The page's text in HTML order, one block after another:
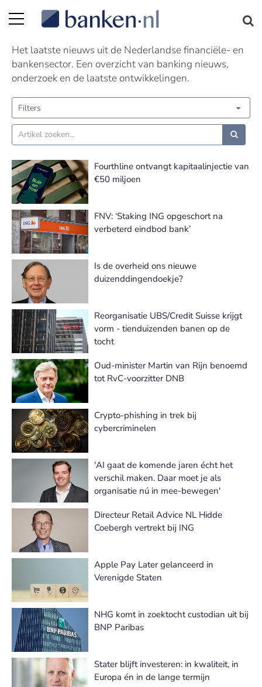
Nieuws | Pagina 88
Het laatste nieuws uit de Nederlandse financiële- en
bankensector. Een overzicht van banking nieuws,
onderzoek en de laatste ontwikkelingen.
Filters
Fourthline ontvangt kapitaalinjectie van
€50 miljoen
FNV: ‘Staking ING opgeschort na
verbeterd eindbod bank’
Is de overheid ons nieuwe
duizenddingendoekje?
Reorganisatie UBS/Credit Suisse krijgt
vorm - tienduizenden banen op de
tocht
Oud-minister Martin van Rijn benoemd
tot RvC-voorzitter DNB
Crypto-phishing in trek bij
cybercriminelen
'AI gaat de komende jaren écht het
verschil maken. Daar moet je als
organisatie nú in mee-bewegen'
Directeur Retail Advice NL Hidde
Coebergh vertrekt bij ING
Apple Pay Later gelanceerd in
Verenigde Staten
NHG komt in zoektocht custodian uit bij
BNP Paribas
Stater blijft investeren: in kwaliteit, in
Europa én in de lange termijn